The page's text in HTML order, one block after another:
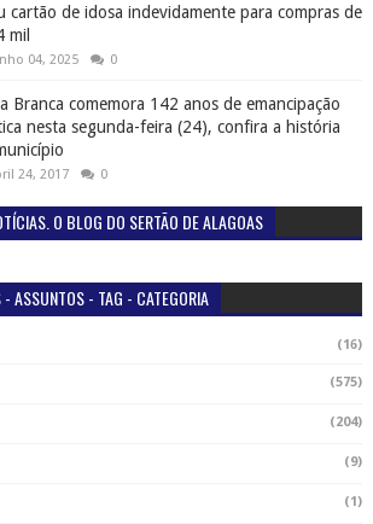
cartão de idosa indevidamente para compras de
mil
04, 2025 0
Branca comemora 142 anos de emancipação
nesta segunda-feira (24), confira a história
24, 2017 0
O BLOG DO SERTÃO DE ALAGOAS
ASSUNTOS - TAG - CATEGORIA
(16)
(575)
(204)
(9)
(1)